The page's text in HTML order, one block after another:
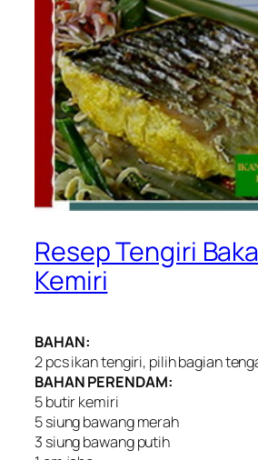
Resep Tengiri
Kemiri
BAHAN:
2 pcs ikan tengiri, pilih bagian
BAHAN PERENDAM:
5 butir kemiri
5 siung bawang merah
3 siung bawang putih